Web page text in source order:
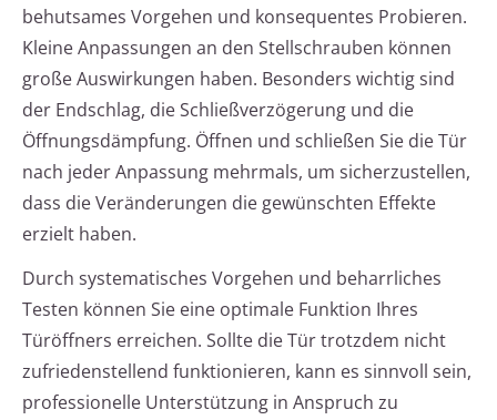
behutsames Vorgehen und konsequentes Probieren.
Kleine Anpassungen an den Stellschrauben können
große Auswirkungen haben. Besonders wichtig sind
der Endschlag, die Schließverzögerung und die
Öffnungsdämpfung. Öffnen und schließen Sie die Tür
nach jeder Anpassung mehrmals, um sicherzustellen,
dass die Veränderungen die gewünschten Effekte
erzielt haben.
Durch systematisches Vorgehen und beharrliches
Testen können Sie eine optimale Funktion Ihres
Türöffners erreichen. Sollte die Tür trotzdem nicht
zufriedenstellend funktionieren, kann es sinnvoll sein,
professionelle Unterstützung in Anspruch zu